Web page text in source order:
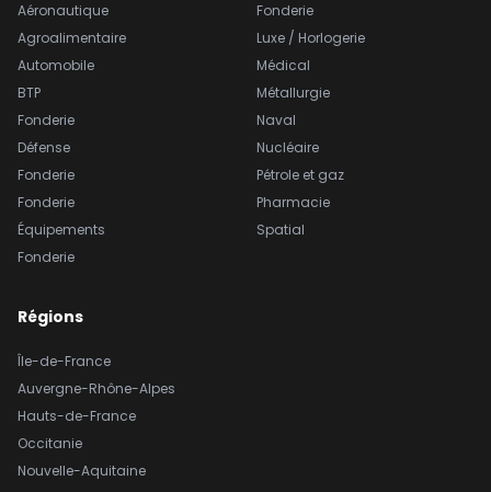
Aéronautique
Agroalimentaire
Automobile
BTP
Fonderie
Défense
Fonderie
Fonderie
Équipements
Fonderie
Fonderie
Luxe / Horlogerie
Médical
Métallurgie
Naval
Nucléaire
Pétrole et gaz
Pharmacie
Spatial
Régions
Île-de-France
Auvergne-Rhône-Alpes
Hauts-de-France
Occitanie
Nouvelle-Aquitaine